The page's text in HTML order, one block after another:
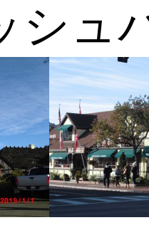
シュ